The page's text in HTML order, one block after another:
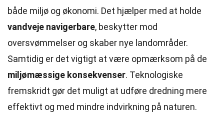
både miljø og økonomi. Det hjælper med at holde
vandveje navigerbare, beskytter mod
oversvømmelser og skaber nye landområder.
Samtidig er det vigtigt at være opmærksom på de
miljømæssige konsekvenser. Teknologiske
fremskridt gør det muligt at udføre dredning mere
effektivt og med mindre indvirkning på naturen.